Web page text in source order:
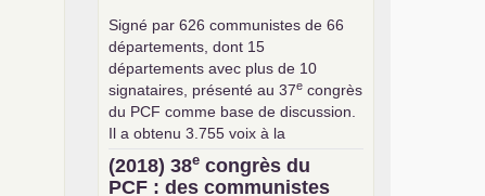
Signé par 626 communistes de 66
départements, dont 15
départements avec plus de 10
signataires, présenté au 37e congrès
du PCF comme base de discussion.
Il a obtenu 3.755 voix à la
consultation interne pour le choix de
la base commune (sur 24.376
(2018) 38e congrès du
PCF : des communistes